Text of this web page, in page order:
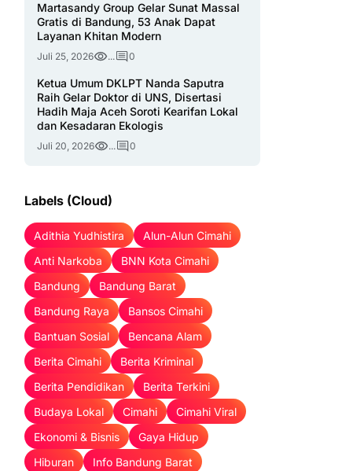
Martasandy Group Gelar Sunat Massal
Gratis di Bandung, 53 Anak Dapat
Layanan Khitan Modern
Juli 25, 2026 ... 0
Ketua Umum DKLPT Nanda Saputra
Raih Gelar Doktor di UNS, Disertasi
Hadih Maja Aceh Soroti Kearifan Lokal
dan Kesadaran Ekologis
Juli 20, 2026 ... 0
Labels (Cloud)
Adithia Yudhistira
Alun-Alun Cimahi
Anti Narkoba
BNN Kota Cimahi
Bandung
Bandung Barat
Bandung Raya
Bansos Cimahi
Bantuan Sosial
Bencana Alam
Berita Cimahi
Berita Kriminal
Berita Pendidikan
Berita Terkini
Budaya Lokal
Cimahi
Cimahi Viral
Ekonomi & Bisnis
Gaya Hidup
Hiburan
Info Bandung Barat